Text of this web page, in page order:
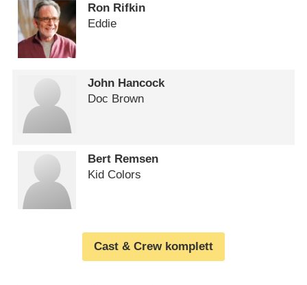
Ron Rifkin
Eddie
John Hancock
Doc Brown
Bert Remsen
Kid Colors
Cast & Crew komplett